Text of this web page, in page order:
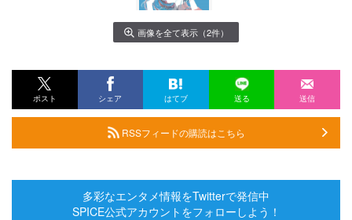
画像を全て表示（2件）
ポスト シェア はてブ 送る 送信
RSSフィードの購読はこちら
多彩なエンタメ情報をTwitterで発信中
SPICE公式アカウントをフォローしよう！